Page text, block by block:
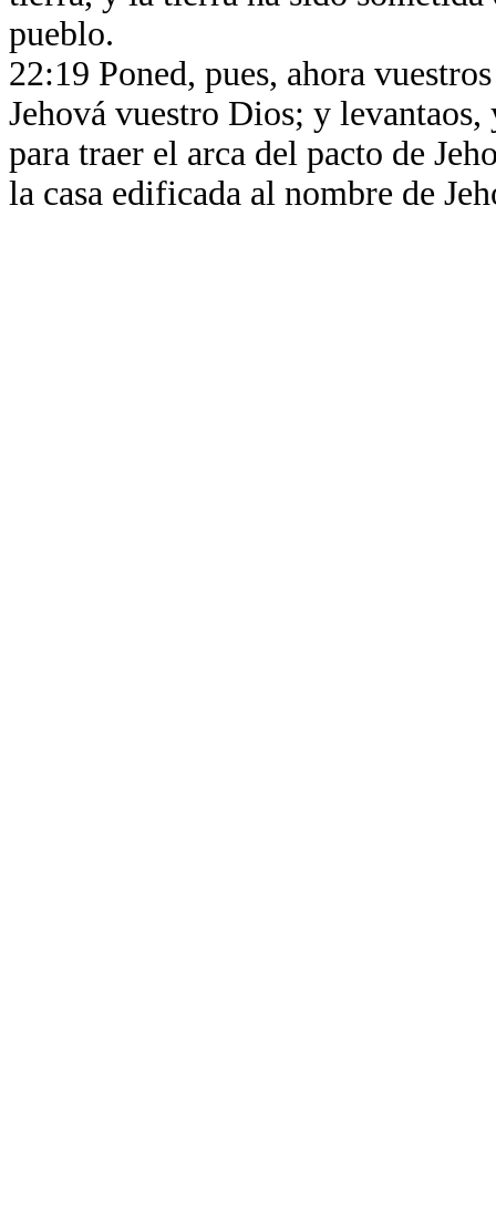
pueblo.
22:19 Poned, pues, ahora
Jehová vuestro Dios; y
para traer el arca del pacto de
la casa edificada al nombre de